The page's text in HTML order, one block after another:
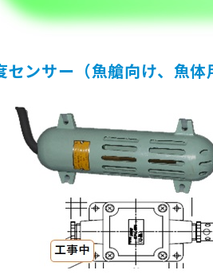
センサー（魚艙向け、魚体